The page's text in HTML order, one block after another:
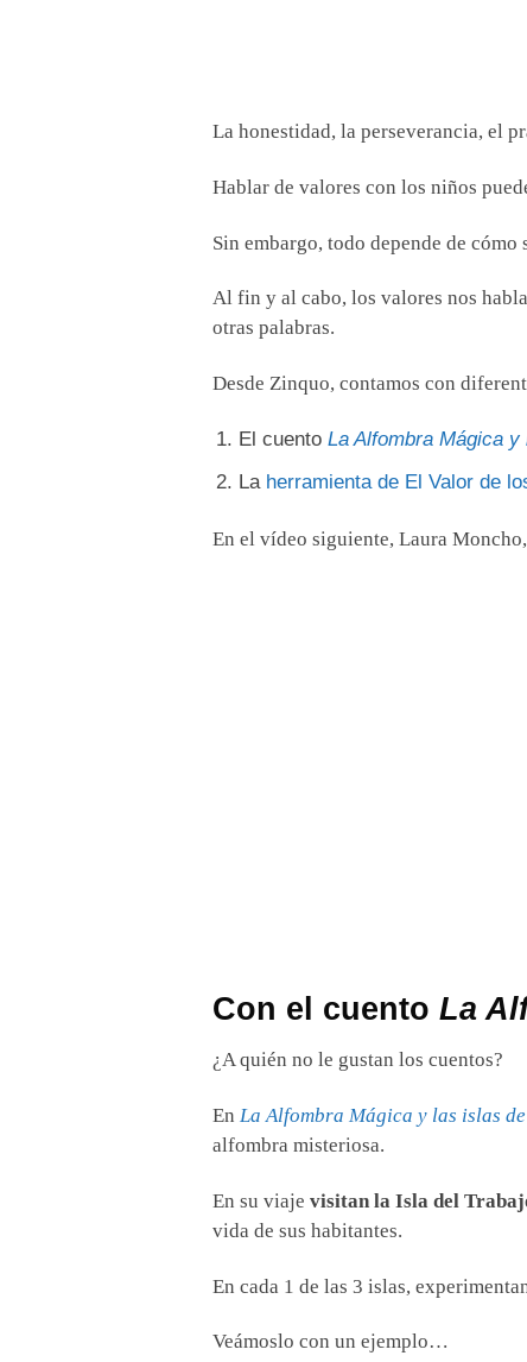
La honestidad, la perseverancia, el
Hablar de valores con los niños
Sin embargo, todo depende de cómo
Al fin y al cabo, los valores nos
otras palabras.
Desde Zinquo, contamos con
El cuento La Alfombra Mágica
La herramienta de El Valor de
En el vídeo siguiente, Laura
Con el cuento La
¿A quién no le gustan los cuentos?
En La Alfombra Mágica y las islas
alfombra misteriosa.
En su viaje visitan la Isla del
vida de sus habitantes.
En cada 1 de las 3 islas,
Veámoslo con un ejemplo…